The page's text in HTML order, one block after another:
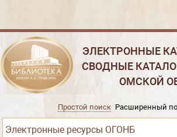
ЭЛЕКТРОННЫЕ
СВОДНЫЕ
ОМСКОЙ
Электронные ресурсы ОГОНБ
Простой поиск Расширенный